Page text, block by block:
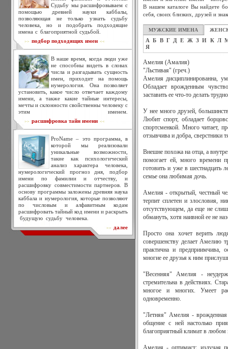
Судьбу мы расшифровываем с
помощью древней науки каббалы,
позволяющая не только узнать судьбу
человека, но и подобрать подходящие
имена с благоприятной судьбой.
>> подбор подходящих имен <<
В наше время, когда люди уже
не способны видеть в словах
числа и разгадывать сущность
имен, приходит на помощь
нумерология. Она позволяет
установить, какое число отвечает каждому
имени, а также какие тайные интересы,
мечты и склонности свойственны человеку с
этим именем.
>> расшифровка тайн имени <<
ProName – это программа, в
которой мы реализовали
уникальные возможности,
такие как психологический
анализ характера человека,
нумерологический прогноз дня, подбор
имени по фамилии и отчеству, и
расшифровку совместимости партнеров. В
основу программы заложены древняя наука
каббала и нумерология, которые позволяют
по числовым и алфавитным кодам
расшифровать тайный код имени и раскрыть
будущую судьбу человека.
>> далее
В нашем каталоге Вы найдете
себя, своих близких, друзей и
МУЖСКИЕ ИМЕНА
А Б В Г Д Е Ж З И К Л
Я
Амелия (Амалия)
"Льстивая" (греч.)
Амелия дисциплинированна,
Обладает врожденным
заставить ее что-то делать
У нее много друзей,
Любит спорт, обладает
спортсменкой. Много читает,
отзывчива и добра, сверстники
Внешне похожа на отца, а
помогает ей, много времени
готовить и уже в шестнадцать
семье она любимая дочь.
Амелия - открытый, честный
терпит сплетен и злословия,
отсутствующем, да еще не
обмануть, хотя наивной ее не
Просто она хочет верить
совершенству делает Амелию
практична и предприимчива,
многие ее друзья к ним
"Весенняя" Амелия -
стремительна в действиях.
многое и многих. Умеет
одновременно.
"Летняя" Амелия - врожденная
общение с ней настолько
благоприятный климат в любом